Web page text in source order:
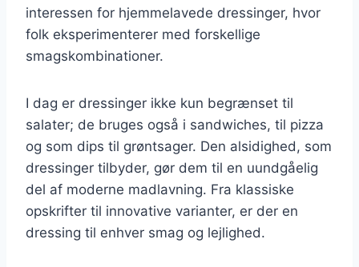
interessen for hjemmelavede dressinger, hvor
folk eksperimenterer med forskellige
smagskombinationer.
I dag er dressinger ikke kun begrænset til
salater; de bruges også i sandwiches, til pizza
og som dips til grøntsager. Den alsidighed, som
dressinger tilbyder, gør dem til en uundgåelig
del af moderne madlavning. Fra klassiske
opskrifter til innovative varianter, er der en
dressing til enhver smag og lejlighed.